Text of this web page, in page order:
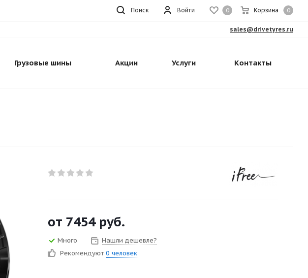
0 Корзина 0
Войти
Поиск
sales@drivetyres.ru
Грузовые шины Акции Услуги Контакты
от 7454руб.
Много
Нашли дешевле?
Рекомендуют 0 человек